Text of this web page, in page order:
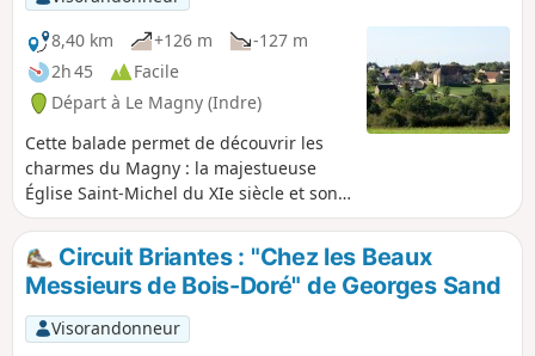
8,40 km
+126 m
-127 m
2h 45
Facile
Départ à Le Magny (Indre)
Cette balade permet de découvrir les
charmes du Magny : la majestueuse
Église Saint-Michel du XIe siècle et son
prieuré bénédictin, la fontaine Saint-
Rémy et l'ancien lavoir, les jardins de
Beauregard où sont préservés
d'anciennes loges de vigne, de vieux
cépages et variétés de fruits, les
prairies de la vallée de la Couarde...
Circuit Briantes : "Chez les Beaux
Messieurs de Bois-Doré" de Georges Sand
Visorandonneur